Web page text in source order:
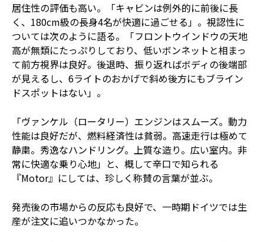
居住性の評価も高い。「キャビンは例外的に前後に長
く、180cm級の長身4名が快適に過ごせる」。視認性に
ついては次のように語る。「フロントウインドウの天地
高が無類にたっぷりしており、低いボンネットと相まっ
て前方視界は良好。後退時、振り返ればボディの後端部
が見えるし、6ライトのおかげで斜め後方にもブライン
ドスポットはない」。
「ヴァンケル（ロータリー）エンジンはスムーズ。動力
性能は良好だが、燃料経済性は貧弱。高速走行は極めて
静粛。秀逸なハンドリング。上質な造り。広い室内。非
常に快適な乗り心地」と、概して辛口で知られる
『Motor』にしては、珍しく称賛の言葉が並ぶ。
発売後の市場からの反応も良好で、一時期ドイツでは生
産が注文に追いつかなかった。